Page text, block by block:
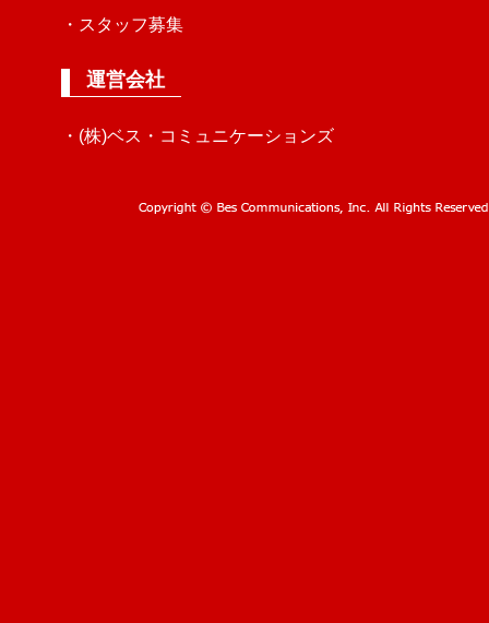
・スタッフ募集
運営会社
・(株)ベス・コミュニケーションズ